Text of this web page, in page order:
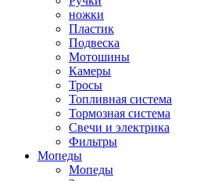
ножки
Пластик
Подвеска
Мотошины
Камеры
Тросы
Топливная система
Тормозная система
Свечи и электрика
Фильтры
Мопеды
Мопеды